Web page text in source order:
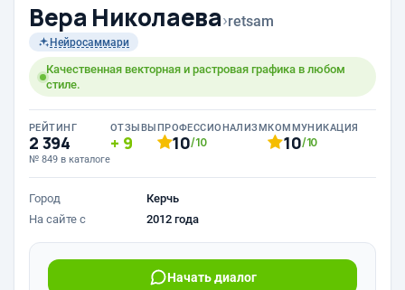
Вера Николаева›retsam
Нейросаммари
Качественная векторная и растровая графика в любом
стиле.
РЕЙТИНГ
2 394
№ 849 в каталоге
ОТЗЫВЫ
9
ПРОФЕССИОНАЛИЗМ
10/10
КОММУНИКАЦИЯ
10/10
Город
Керчь
На сайте с
2012 года
Начать диалог